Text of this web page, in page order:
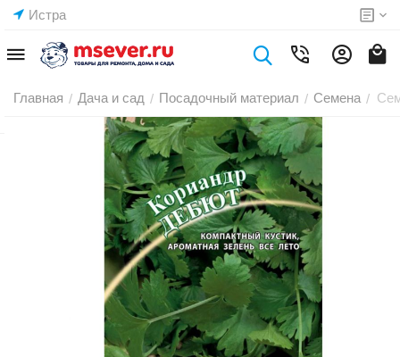
Истра
Главная / Дача и сад / Посадочный материал / Семена /